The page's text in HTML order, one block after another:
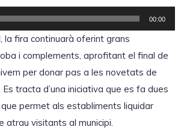
00:00
la fira continuarà oferint grans
i complements, aprofitant el final de
per donar pas a les novetats de
tracta d’una iniciativa que es fa dues
que permet als establiments liquidar
atrau visitants al municipi.